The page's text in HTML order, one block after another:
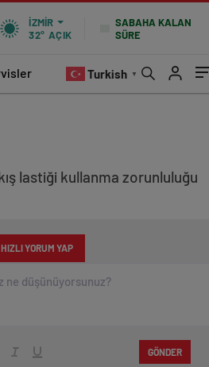
İZMIR
32° AÇIK
SABAHA KALAN
SÜRE
Turkish ▼
lastiği kullanma zorunluluğu
HIZLI YORUM YAP
GÖNDER